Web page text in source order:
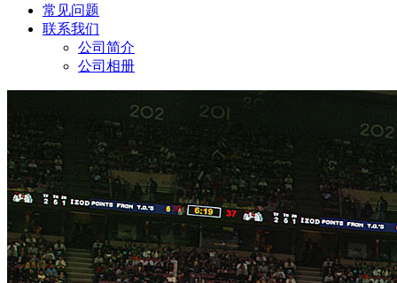
常见问题
联系我们
公司简介
公司相册